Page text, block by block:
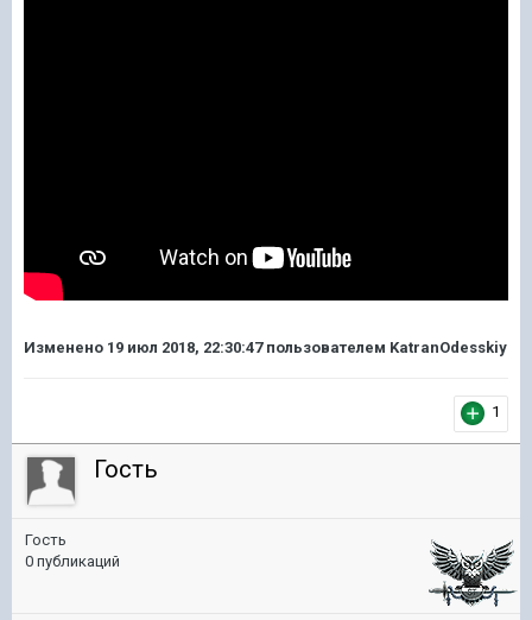
Изменено 19 июл 2018, 22:30:47пользователем KatranOdesskiy
1
Гость
Гость
0 публикаций